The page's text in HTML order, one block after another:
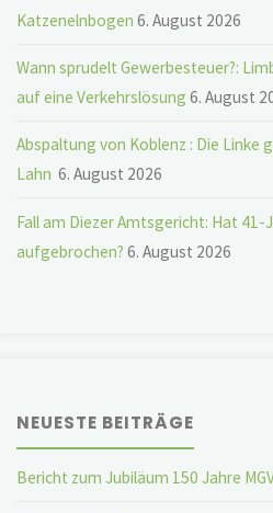
Katzenelnbogen 6. August 2026
Wann sprudelt Gewerbesteuer?:
auf eine Verkehrslösung 6. August
Abspaltung von Koblenz : Die Linke
Lahn 6. August 2026
Fall am Diezer Amtsgericht: Hat 41-
aufgebrochen? 6. August 2026
NEUESTE BEITRÄGE
Bericht zum Jubiläum 150 Jahre